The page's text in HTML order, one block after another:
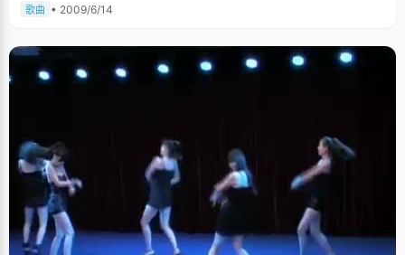
歌曲 • 2009/6/14